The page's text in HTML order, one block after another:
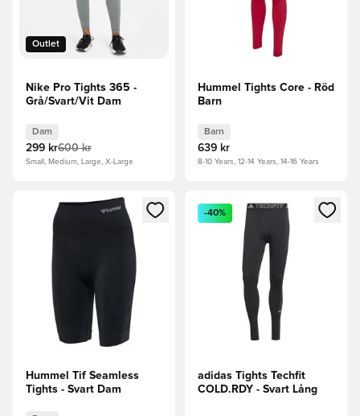
Outlet
Nike Pro Tights 365 -
Grå/Svart/Vit Dam
Dam
299 kr600 kr
Small, Medium, Large, X-Large
Hummel Tights Core - Röd
Barn
Barn
639 kr
8-10 Years, 12-14 Years, 14-16 Years
Öppnar en Modal för att logga in eller registrera dig som
Hummel Tif Seamless
Tights - Svart Dam
Öppnar en Modal för att
-40%
adidas Tights Techfit
COLD.RDY - Svart Lång